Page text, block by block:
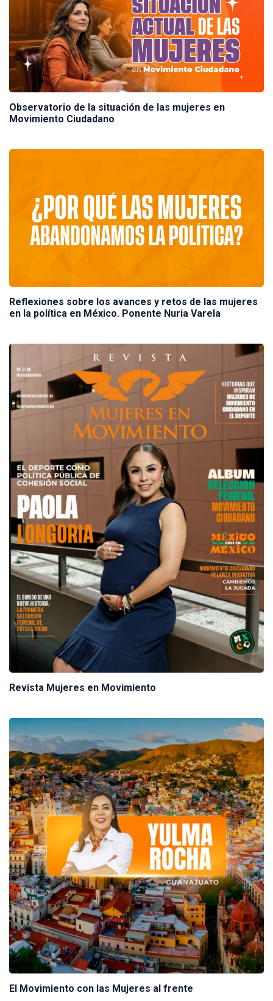
Observatorio de la situación de las mujeres en
Movimiento Ciudadano
Reflexiones sobre los avances y retos de las mujeres
en la política en México. Ponente Nuria Varela
Revista Mujeres en Movimiento
El Movimiento con las Mujeres al frente